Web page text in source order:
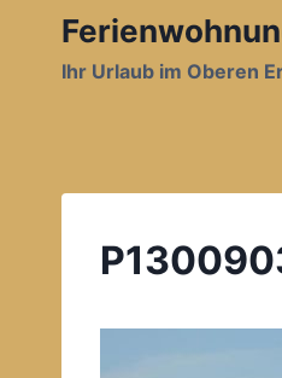
springenIhr Urlaub im Oberen